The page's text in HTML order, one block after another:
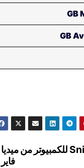
تحميل لعبة Sniper Art of Victory للكمبيوتر من ميديا
فاير